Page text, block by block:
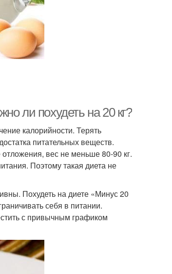
ли похудеть на 20 кг?
калорийности. Терять
питательных веществ.
вес не меньше 80-90 кг.
Поэтому такая диета не
Похудеть на диете «Минус 20
себя в питании.
с привычным графиком